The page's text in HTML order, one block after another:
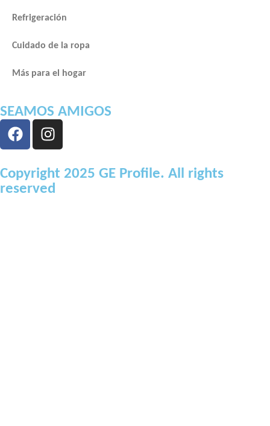
Refrigeración
Cuidado de la ropa
Más para el hogar
SEAMOS AMIGOS
Copyright 2025 GE Profile. All rights
reserved